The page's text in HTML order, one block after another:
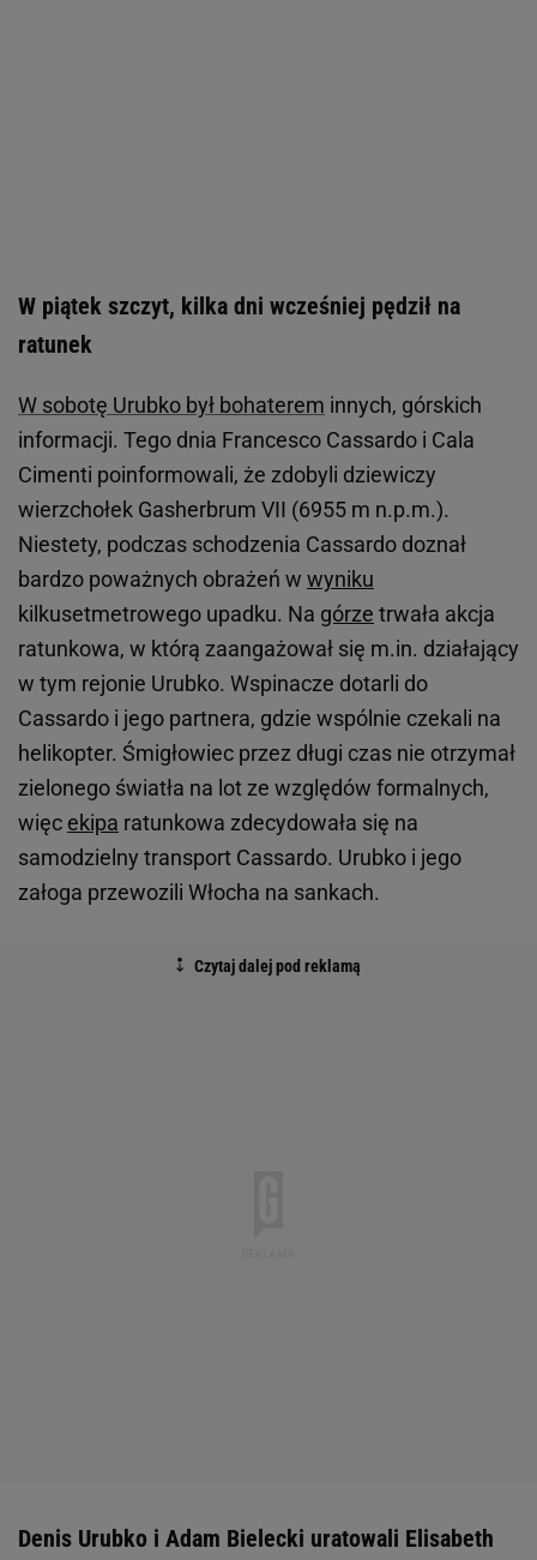
W piątek szczyt, kilka dni wcześniej pędził na
ratunek
W sobotę Urubko był bohaterem innych, górskich
informacji. Tego dnia Francesco Cassardo i Cala
Cimenti poinformowali, że zdobyli dziewiczy
wierzchołek Gasherbrum VII (6955 m n.p.m.).
Niestety, podczas schodzenia Cassardo doznał
bardzo poważnych obrażeń w wyniku
kilkusetmetrowego upadku. Na górze trwała akcja
ratunkowa, w którą zaangażował się m.in. działający
w tym rejonie Urubko. Wspinacze dotarli do
Cassardo i jego partnera, gdzie wspólnie czekali na
helikopter. Śmigłowiec przez długi czas nie otrzymał
zielonego światła na lot ze względów formalnych,
więc ekipa ratunkowa zdecydowała się na
samodzielny transport Cassardo. Urubko i jego
załoga przewozili Włocha na sankach.
Denis Urubko i Adam Bielecki uratowali Elisabeth